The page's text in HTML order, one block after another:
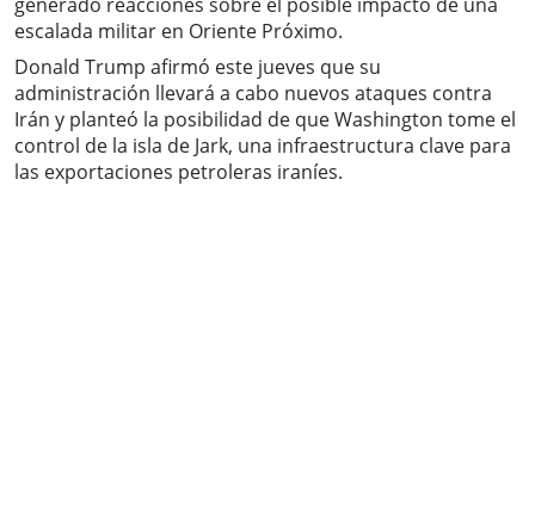
escalada militar en Oriente Próximo.
Donald Trump afirmó este jueves que su
administración llevará a cabo nuevos ataques contra
Irán y planteó la posibilidad de que Washington tome el
control de la isla de Jark, una infraestructura clave para
las exportaciones petroleras iraníes.